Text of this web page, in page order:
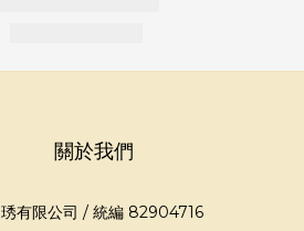
關於我們
有限公司 / 統編 82904716